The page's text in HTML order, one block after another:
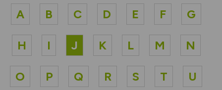
A B C D E F G
H I J K L M N
O P Q R S T U